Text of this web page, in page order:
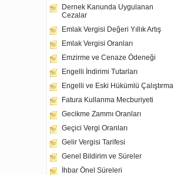
Dernek Kanunda Uygulanan
Cezalar
Emlak Vergisi Değeri Yıllık Artış
Emlak Vergisi Oranları
Emzirme ve Cenaze Ödeneği
Engelli İndirimi Tutarları
Engelli ve Eski Hükümlü Çalıştırma
Fatura Kullanma Mecburiyeti
Gecikme Zammı Oranları
Geçici Vergi Oranları
Gelir Vergisi Tarifesi
Genel Bildirim ve Süreler
İhbar Önel Süreleri